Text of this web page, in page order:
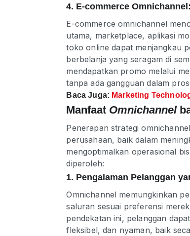
4. E-commerce
E-commerce omnichannel
utama, marketplace, aplikasi
toko online dapat menjangkau
berbelanja yang seragam di
mendapatkan promo melalui
tanpa ada gangguan dalam
Baca Juga: Marketing
Manfaat Omnichannel
Penerapan strategi
perusahaan, baik dalam
mengoptimalkan operasional
diperoleh:
1. Pengalaman Pelanggan
Omnichannel memungkinkan
saluran sesuai preferensi
pendekatan ini, pelanggan
fleksibel, dan nyaman, baik